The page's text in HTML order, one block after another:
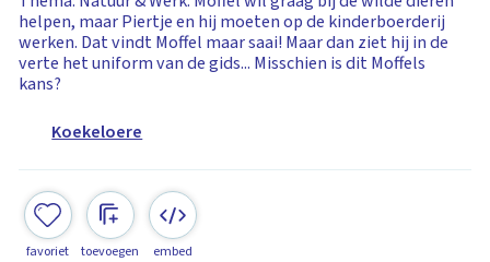
helpen, maar Piertje en hij moeten op de kinderboerderij
werken. Dat vindt Moffel maar saai! Maar dan ziet hij in de
verte het uniform van de gids... Misschien is dit Moffels
kans?
Koekeloere
favoriet toevoegen embed